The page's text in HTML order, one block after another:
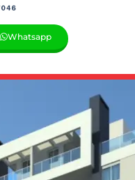
Whatsapp